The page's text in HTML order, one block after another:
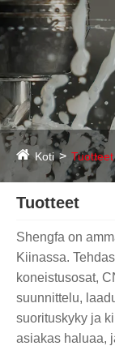
Koti Tuotteet
Tuotteet
Shengfa on
Kiinassa.
koneistusosat,
suunnittelu,
suorituskyky ja
asiakas haluaa,